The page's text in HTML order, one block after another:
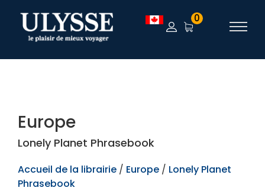
TEST 0
Europe
Lonely Planet Phrasebook
Accueil de la librairie / Europe / Lonely Planet
Phrasebook